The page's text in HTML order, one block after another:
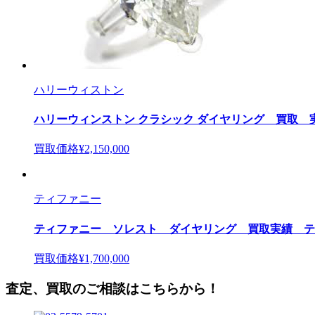
ハリーウィストン
ハリーウィンストン クラシック ダイヤリング 買取
買取価格¥2,150,000
ティファニー
ティファニー ソレスト ダイヤリング 買取実績
買取価格¥1,700,000
査定、買取のご相談はこちらから！